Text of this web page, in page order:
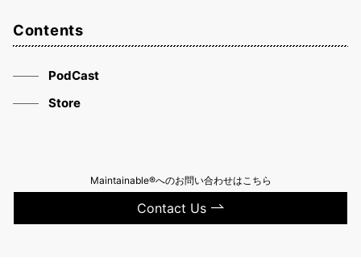
Contents
PodCast
Store
Maintainable®へのお問い合わせはこちら
Contact Us